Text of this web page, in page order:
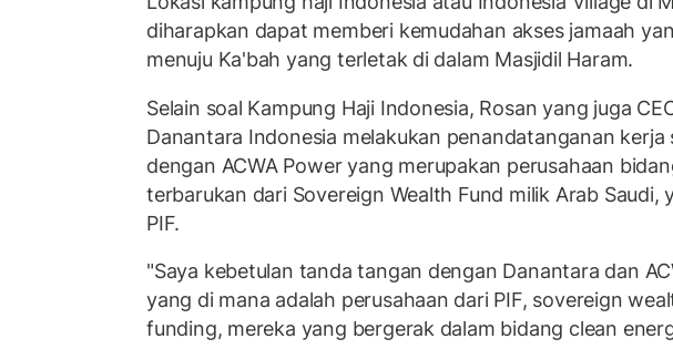
diharapkan dapat memberi kemudahan akses jamaah
menuju Ka'bah yang terletak di dalam Masjidil Haram.
Selain soal Kampung Haji Indonesia, Rosan yang juga
Danantara Indonesia melakukan penandatanganan kerja
dengan ACWA Power yang merupakan perusahaan
terbarukan dari Sovereign Wealth Fund milik Arab Saudi,
PIF.
"Saya kebetulan tanda tangan dengan Danantara dan
yang di mana adalah perusahaan dari PIF, sovereign
funding, mereka yang bergerak dalam bidang clean